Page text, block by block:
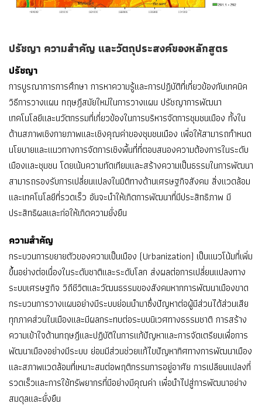
ปรัชญา ความสำคัญ และวัตถุประสงค์ของหลักสูตร
ปรัชญา
การบูรณาการการศึกษา การหาความรู้และการปฏิบัติที่เกี่ยวข้องกับเทคนิค
วิธีการวางแผน ทฤษฎีสมัยใหม่ในการวางแผน ปรัชญาการพัฒนา
เทคโนโลยีและนวัตกรรมที่เกี่ยวข้องในการบริหารจัดการชุมชนเมือง ทั้งใน
ด้านสภาพเชิงกายภาพและเชิงคุณค่าของชุมชนเมือง เพื่อให้สามารถกําหนด
นโยบายและแนวทางการจัดการเชิงพื้นที่ที่ตอบสนองความต้องการในระดับ
เมืองและชุมชน โดยเน้นความทัดเทียมและสร้างความเป็นธรรมในการพัฒนา
สามารถรองรับการเปลี่ยนแปลงในมิติทางด้านเศรษฐกิจสังคม สิ่งแวดล้อม
และเทคโนโลยีที่รวดเร็ว อันจะนําให้เกิดการพัฒนาที่มีประสิทธิภาพ มี
ประสิทธิผลและก่อให้เกิดความยั่งยืน
ความสำคัญ
กระบวนการขยายตัวของความเป็นเมือง (Urbanization) เป็นแนวโน้มที่เพิ่ม
ขึ้นอย่างต่อเนื่องในระดับชาติและระดับโลก ส่งผลต่อการเปลี่ยนแปลงทาง
ระบบเศรษฐกิจ วิถีชีวิตและวัฒนธรรมของสังคมหากการพัฒนาเมืองขาด
กระบวนการวางแผนอย่างมีระบบย่อมนํามาซึ่งปัญหาต่อผู้มีส่วนได้ส่วนเสีย
ทุกภาคส่วนในเมืองและมีผลกระทบต่อระบบนิเวศทางธรรมชาติ การสร้าง
ความเข้าใจด้านทฤษฎีและปฏิบัติในการแก้ปัญหาและการจัดเตรียมเพื่อการ
พัฒนาเมืองอย่างมีระบบ ย่อมมีส่วนช่วยแก้ไขปัญหาทิศทางการพัฒนาเมือง
และสภาพแวดล้อมที่เหมาะสมต่อพฤติกรรมการอยู่อาศัย การเปลียนแปลงที่
รวดเร็วและการใช้ทรัพยากรที่มีอย่างมีคุณค่า เพื่อนําไปสู่การพัฒนาอย่าง
สมดุลและยั่งยืน